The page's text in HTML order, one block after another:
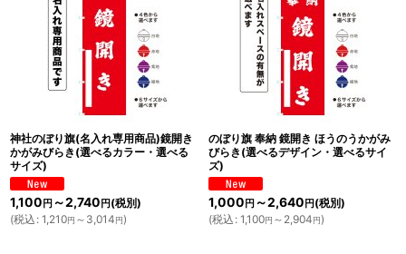
神社のぼり旗(名入れ専用商品)鏡開き
かがみびらき(選べるカラー・選べる
サイズ)
1,100 円 ～2,740 円 (税別)
(税込 : 1,210円 ～3,014円)
のぼり旗 奉納 鏡開き ほうのうかがみ
びらき(選べるデザイン・選べるサイ
ズ)
1,000 円 ～2,640 円 (税別)
(税込 : 1,100円 ～2,904円)